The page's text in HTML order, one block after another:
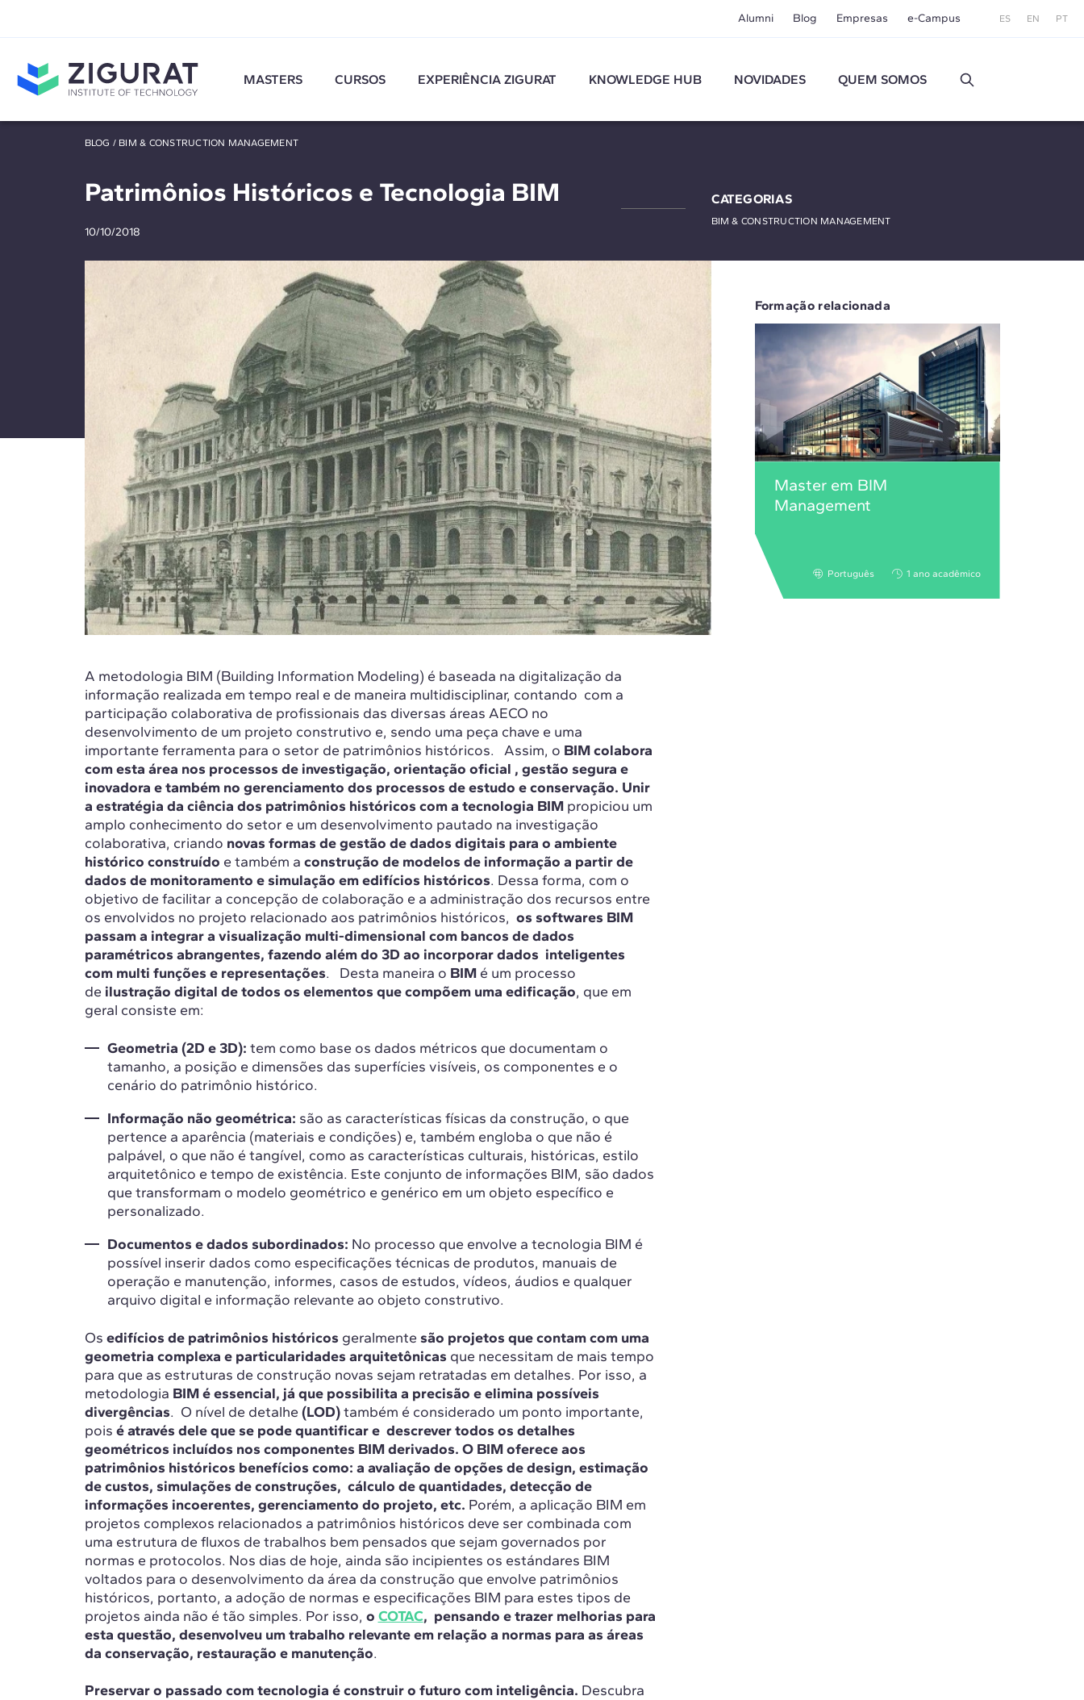
Alumni Blog Empresas e-Campus ES EN PT
MASTERS CURSOS EXPERIÊNCIA ZIGURAT KNOWLEDGE HUB NOVIDADES QUEM SOMOS
BLOG / BIM & CONSTRUCTION MANAGEMENT
Patrimônios Históricos e Tecnologia BIM
10/10/2018
CATEGORIAS
BIM & CONSTRUCTION MANAGEMENT
A metodologia BIM (Building Information Modeling) é baseada na digitalização da
informação realizada em tempo real e de maneira multidisciplinar, contando com a
participação colaborativa de profissionais das diversas áreas AECO no
desenvolvimento de um projeto construtivo e, sendo uma peça chave e uma
importante ferramenta para o setor de patrimônios históricos. Assim, o BIM colabora
com esta área nos processos de investigação, orientação oficial , gestão segura e
inovadora e também no gerenciamento dos processos de estudo e conservação. Unir
a estratégia da ciência dos patrimônios históricos com a tecnologia BIM propiciou um
amplo conhecimento do setor e um desenvolvimento pautado na investigação
colaborativa, criando novas formas de gestão de dados digitais para o ambiente
histórico construído e também a construção de modelos de informação a partir de
dados de monitoramento e simulação em edifícios históricos. Dessa forma, com o
objetivo de facilitar a concepção de colaboração e a administração dos recursos entre
os envolvidos no projeto relacionado aos patrimônios históricos, os softwares BIM
passam a integrar a visualização multi-dimensional com bancos de dados
paramétricos abrangentes, fazendo além do 3D ao incorporar dados inteligentes
com multi funções e representações. Desta maneira o BIMé um processo
de ilustração digital de todos os elementos que compõem uma edificação, que em
geral consiste em:
Geometria (2D e 3D): tem como base os dados métricos que documentam o
tamanho, a posição e dimensões das superfícies visíveis, os componentes e o
cenário do patrimônio histórico.
Informação não geométrica: são as características físicas da construção, o que
pertence a aparência (materiais e condições) e, também engloba o que não é
palpável, o que não é tangível, como as características culturais, históricas, estilo
arquitetônico e tempo de existência. Este conjunto de informações BIM, são dados
que transformam o modelo geométrico e genérico em um objeto específico e
personalizado.
Documentos e dados subordinados: No processo que envolve a tecnologia BIM é
possível inserir dados como especificações técnicas de produtos, manuais de
operação e manutenção, informes, casos de estudos, vídeos, áudios e qualquer
arquivo digital e informação relevante ao objeto construtivo.
Os edifícios de patrimônios históricos geralmente são projetos que contam com uma
geometria complexa e particularidades arquitetônicas que necessitam de mais tempo
para que as estruturas de construção novas sejam retratadas em detalhes. Por isso, a
metodologia BIM é essencial, já que possibilita a precisão e elimina possíveis
divergências. O nível de detalhe (LOD)também é considerado um ponto importante,
pois é através dele que se pode quantificar e descrever todos os detalhes
geométricos incluídos nos componentes BIM derivados. O BIM oferece aos
patrimônios históricos benefícios como: a avaliação de opções de design, estimação
de custos, simulações de construções, cálculo de quantidades, detecção de
informações incoerentes, gerenciamento do projeto, etc. Porém, a aplicação BIM em
projetos complexos relacionados a patrimônios históricos deve ser combinada com
uma estrutura de fluxos de trabalhos bem pensados que sejam governados por
normas e protocolos. Nos dias de hoje, ainda são incipientes os estándares BIM
voltados para o desenvolvimento da área da construção que envolve patrimônios
históricos, portanto, a adoção de normas e especificações BIM para estes tipos de
projetos ainda não é tão simples. Por isso, o COTAC, pensando e trazer melhorias para
esta questão, desenvolveu um trabalho relevante em relação a normas para as áreas
da conservação, restauração e manutenção.
Preservar o passado com tecnologia é construir o futuro com inteligência. Descubra
Formação relacionada
Master em BIM
Management
Português 1 ano acadêmico